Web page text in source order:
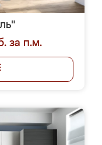
за п.м.